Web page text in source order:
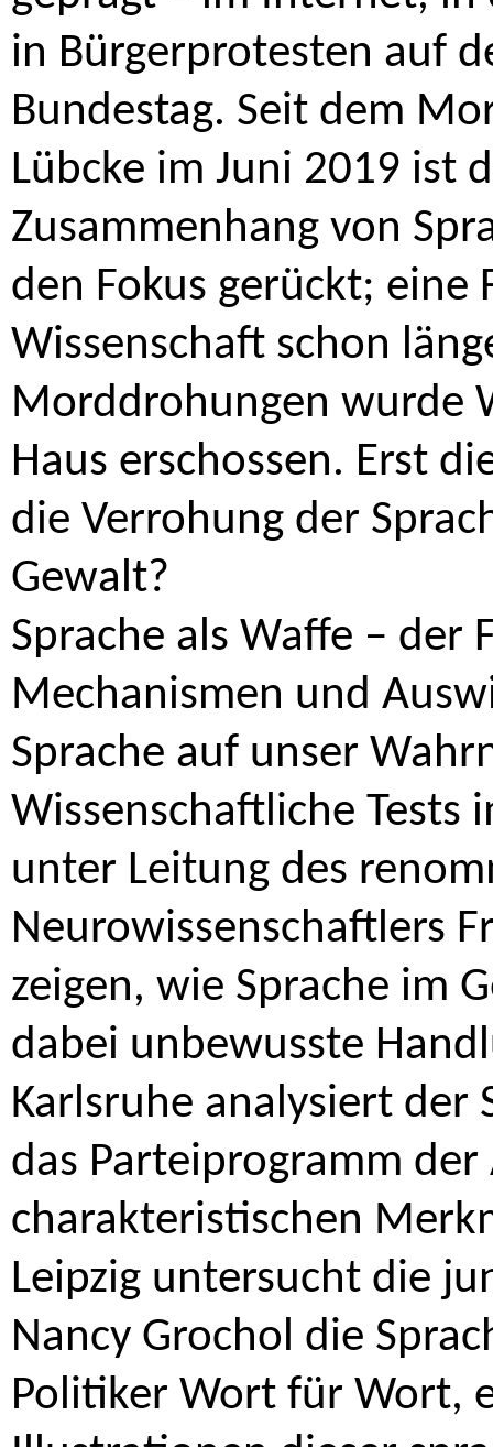
in Bürgerprotesten auf
Bundestag. Seit dem
Lübcke im Juni 2019 ist
Zusammenhang von
den Fokus gerückt; eine
Wissenschaft schon
Morddrohungen wurde
Haus erschossen. Erst
die Verrohung der
Gewalt?
Sprache als Waffe – der
Mechanismen und
Sprache auf unser
Wissenschaftliche Tests
unter Leitung des
Neurowissenschaftlers
zeigen, wie Sprache im
dabei unbewusste
Karlsruhe analysiert der
das Parteiprogramm
charakteristischen
Leipzig untersucht die
Nancy Grochol die
Politiker Wort für Wort,